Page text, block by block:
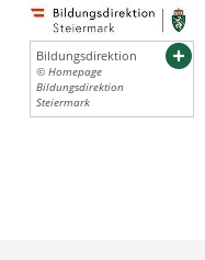
Bildungsdirektion
© Homepage
Bildungsdirektion
Steiermark